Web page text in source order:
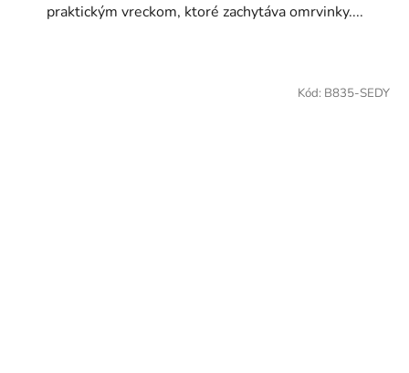
praktickým vreckom, ktoré zachytáva omrvinky....
Kód: B835-SEDY